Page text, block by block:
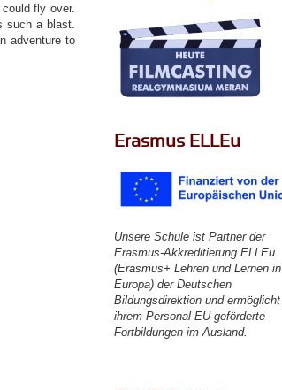
fly over.
such a blast.
adventure to
Erasmus ELLEu
Unsere Schule ist Partner der
Erasmus-Akkreditierung ELLEu
(Erasmus+ Lehren und Lernen in
Europa) der Deutschen
Bildungsdirektion und ermöglicht
ihrem Personal EU-geförderte
Fortbildungen im Ausland.